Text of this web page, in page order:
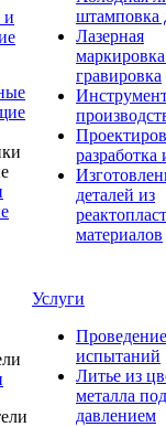
и
штамповка
Лазерная
гравировка
разработка
деталей из
материалов
Услуги
Проведение
испытаний
Литье из
металла под
давлением